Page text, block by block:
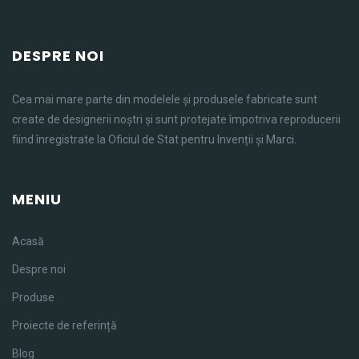
DESPRE NOI
Cea mai mare parte din modelele și produsele fabricate sunt
create de designerii noștri și sunt protejate împotriva reproducerii
fiind înregistrate la Oficiul de Stat pentru Invenții și Marci.
MENIU
Acasă
Despre noi
Produse
Proiecte de referință
Blog